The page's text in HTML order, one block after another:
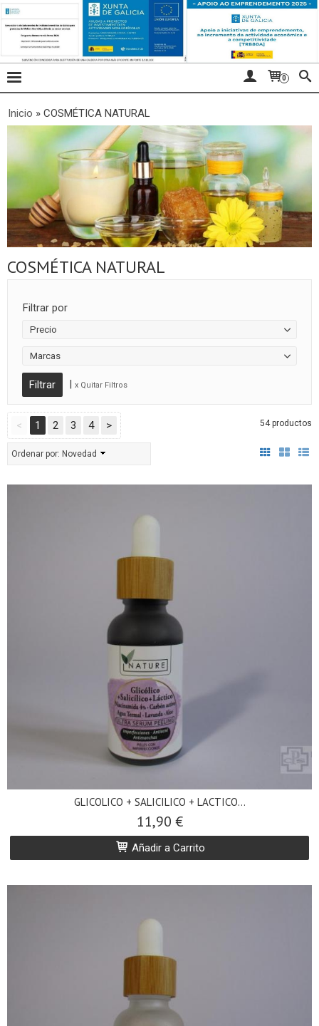
0
Inicio » COSMÉTICA NATURAL
COSMÉTICA NATURAL
Filtrar por
Precio
Marcas
x Quitar Filtros
< 1 2 3 4 > 54 productos
Ordenar por: Novedad
GLICOLICO + SALICILICO + LACTICO...
11,90 €
Añadir a Carrito